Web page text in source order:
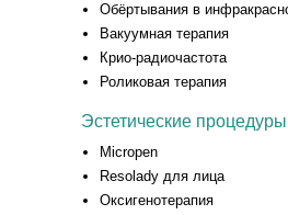
Обёртывания в
Вакуумная терапия
Крио-радиочастота
Роликовая терапия
Эстетические
Micropen
Resolady для лица
Оксигенотерапия